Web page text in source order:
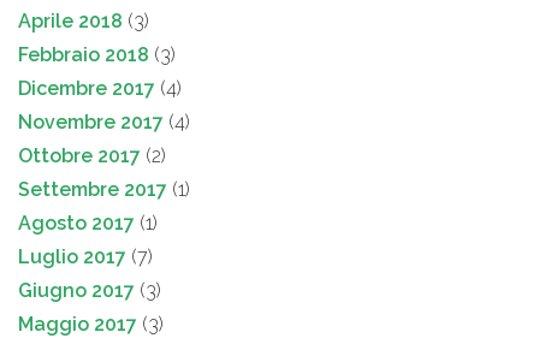
Aprile 2018 (3)
Febbraio 2018 (3)
Dicembre 2017 (4)
Novembre 2017 (4)
Ottobre 2017 (2)
Settembre 2017 (1)
Agosto 2017 (1)
Luglio 2017 (7)
Giugno 2017 (3)
Maggio 2017 (3)